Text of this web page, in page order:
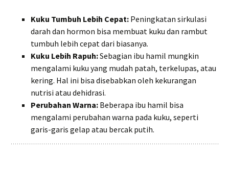
Kuku Tumbuh Lebih Cepat: Peningkatan sirkulasi
darah dan hormon bisa membuat kuku dan rambut
tumbuh lebih cepat dari biasanya.
Kuku Lebih Rapuh:Sebagian ibu hamil mungkin
mengalami kuku yang mudah patah, terkelupas, atau
kering. Hal ini bisa disebabkan oleh kekurangan
nutrisi atau dehidrasi.
Perubahan Warna: Beberapa ibu hamil bisa
mengalami perubahan warna pada kuku, seperti
garis-garis gelap atau bercak putih.